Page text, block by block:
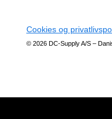
Cookies og
© 2026 DC-Supply A/S –